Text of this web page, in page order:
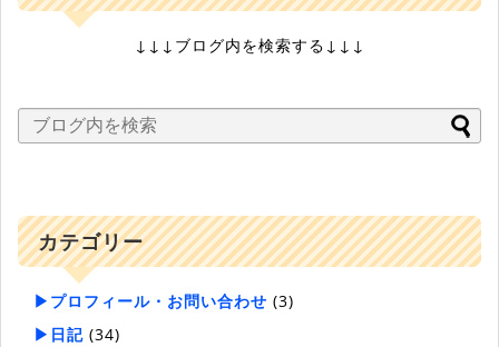
↓↓↓ブログ内を検索する↓↓↓
カテゴリー
▶プロフィール・お問い合わせ (3)
▶日記 (34)